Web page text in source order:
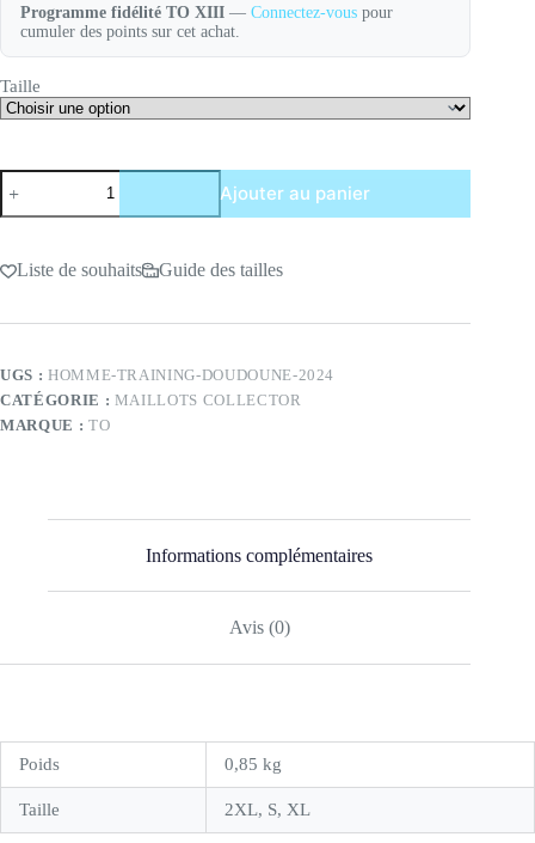
Programme fidélité TO XIII — Connectez-vous pour
cumuler des points sur cet achat.
Taille
quantité
de
Doudoune
Ajouter au panier
Liste de souhaits Guide des tailles
UGS : HOMME-TRAINING-DOUDOUNE-2024
CATÉGORIE : MAILLOTS COLLECTOR
MARQUE : TO
Informations complémentaires
Avis (0)
Poids 0,85 kg
Taille 2XL, S, XL